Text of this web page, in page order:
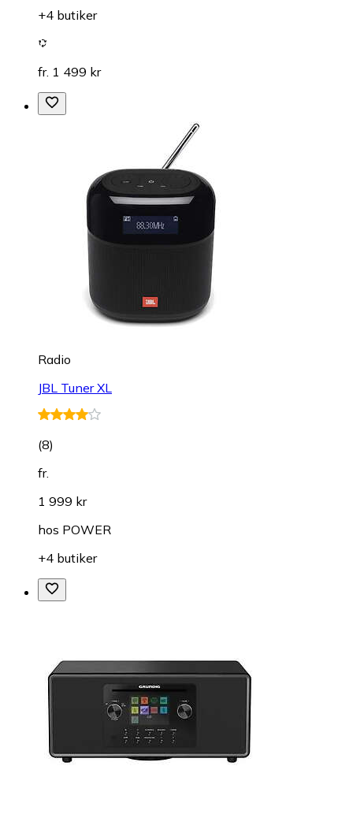
+4 butiker
fr. 1 499 kr
Radio
JBL Tuner XL
(8)
fr.
1 999 kr
hos POWER
+4 butiker